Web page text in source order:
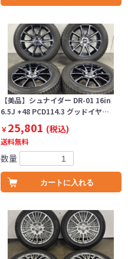
【美品】シュナイダー DR-01 16in
6.5J +48 PCD114.3 グッドイヤ…
￥25,801 (税込)
送料無料
数量
カートに入れる